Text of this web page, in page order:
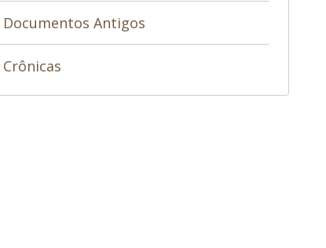
Documentos Antigos
Crônicas